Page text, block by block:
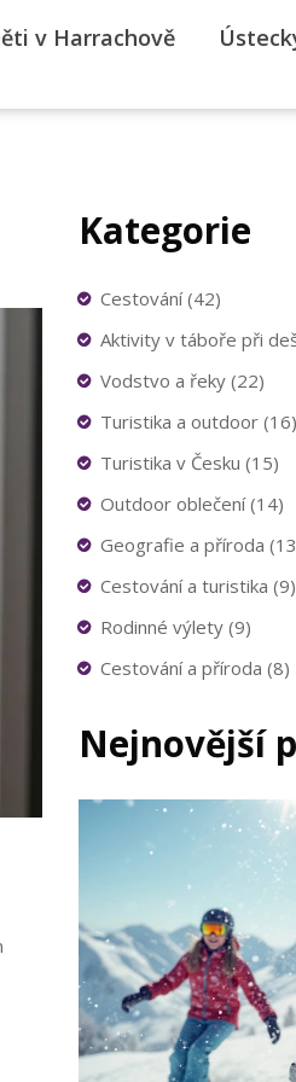
v Harrachově
Kategorie
Cestování(42)
Aktivity v táboře při
Vodstvo a řeky (22)
Turistika a outdoor (16)
Turistika v Česku (15)
Outdoor oblečení(14)
Geografie a příroda
Cestování a turistika (9)
Rodinné výlety (9)
Cestování a příroda (8)
Nejnovější